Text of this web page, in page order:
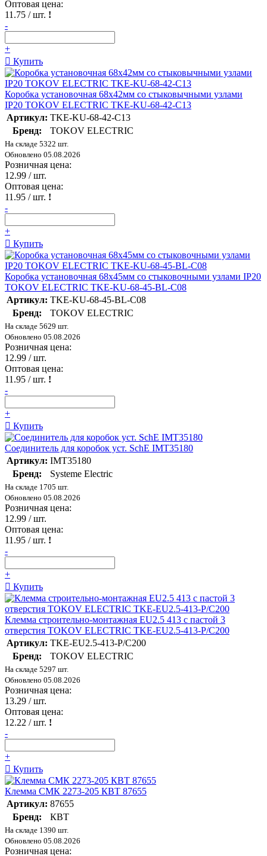
Оптовая цена:
11.75 / шт. !
-
+
Купить
Коробка установочная 68х42мм со стыковычными узлами
IP20 TOKOV ELECTRIC TKE-KU-68-42-C13
Артикул: TKE-KU-68-42-C13
Бренд:
TOKOV ELECTRIC
На складе 5322 шт.
Обновлено 05.08.2026
Розничная цена:
12.99 / шт.
Оптовая цена:
11.95 / шт. !
-
+
Купить
Коробка установочная 68х45мм со стыковочными узлами IP20
TOKOV ELECTRIC TKE-KU-68-45-BL-C08
Артикул: TKE-KU-68-45-BL-C08
Бренд:
TOKOV ELECTRIC
На складе 5629 шт.
Обновлено 05.08.2026
Розничная цена:
12.99 / шт.
Оптовая цена:
11.95 / шт. !
-
+
Купить
Соединитель для коробок уст. SchE IMT35180
Артикул: IMT35180
Бренд:
Systeme Electric
На складе 1705 шт.
Обновлено 05.08.2026
Розничная цена:
12.99 / шт.
Оптовая цена:
11.95 / шт. !
-
+
Купить
Клемма строительно-монтажная EU2.5 413 с пастой 3
отверстия TOKOV ELECTRIC TKE-EU2.5-413-P/C200
Артикул: TKE-EU2.5-413-P/C200
Бренд:
TOKOV ELECTRIC
На складе 5297 шт.
Обновлено 05.08.2026
Розничная цена:
13.29 / шт.
Оптовая цена:
12.22 / шт. !
-
+
Купить
Клемма СМК 2273-205 КВТ 87655
Артикул: 87655
Бренд:
КВТ
На складе 1390 шт.
Обновлено 05.08.2026
Розничная цена: